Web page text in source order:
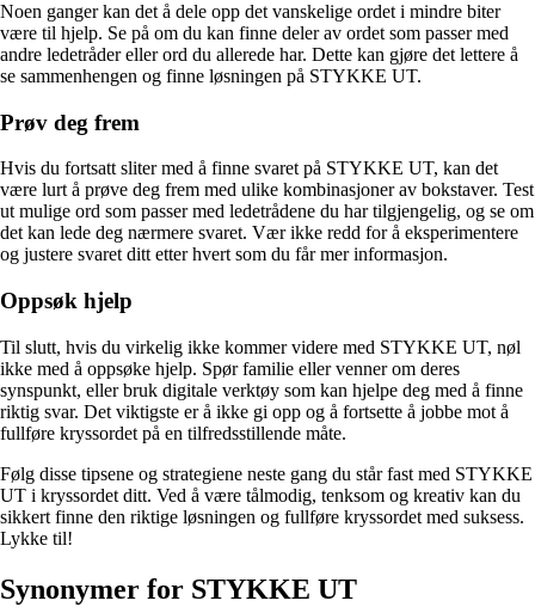
Noen ganger kan det å dele opp det vanskelige ordet i mindre biter
være til hjelp. Se på om du kan finne deler av ordet som passer med
andre ledetråder eller ord du allerede har. Dette kan gjøre det lettere å
se sammenhengen og finne løsningen på STYKKE UT.
Prøv deg frem
Hvis du fortsatt sliter med å finne svaret på STYKKE UT, kan det
være lurt å prøve deg frem med ulike kombinasjoner av bokstaver. Test
ut mulige ord som passer med ledetrådene du har tilgjengelig, og se om
det kan lede deg nærmere svaret. Vær ikke redd for å eksperimentere
og justere svaret ditt etter hvert som du får mer informasjon.
Oppsøk hjelp
Til slutt, hvis du virkelig ikke kommer videre med STYKKE UT, nøl
ikke med å oppsøke hjelp. Spør familie eller venner om deres
synspunkt, eller bruk digitale verktøy som kan hjelpe deg med å finne
riktig svar. Det viktigste er å ikke gi opp og å fortsette å jobbe mot å
fullføre kryssordet på en tilfredsstillende måte.
Følg disse tipsene og strategiene neste gang du står fast med STYKKE
UT i kryssordet ditt. Ved å være tålmodig, tenksom og kreativ kan du
sikkert finne den riktige løsningen og fullføre kryssordet med suksess.
Lykke til!
Synonymer for STYKKE UT